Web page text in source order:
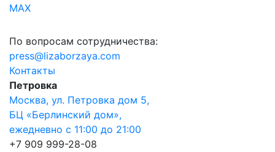
MAX
По вопросам сотрудничества:
press@lizaborzaya.com
Контакты
Петровка
Москва, ул. Петровка дом 5,
БЦ «Берлинский дом»,
ежедневно с 11:00 до 21:00
+7 909 999-28-08